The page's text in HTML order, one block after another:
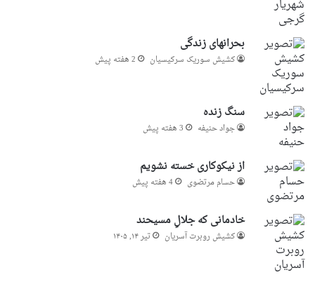
بحرانهای زندگی
کشیش سوریک سرکیسیان 2 هفته پیش
سنگ زنده
جواد حنیفه 3 هفته پیش
از نیکوکاری خسته نشویم
حسام مرتضوی 4 هفته پیش
خادمانی که جلالِ مسیحند
کشیش روبرت آسریان تیر ۱۴, ۱۴۰۵